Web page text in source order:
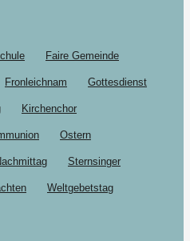
Faire Gemeinde
Fronleichnam Gottesdienst
Kirchenchor
Ostern
Sternsinger
Weltgebetstag